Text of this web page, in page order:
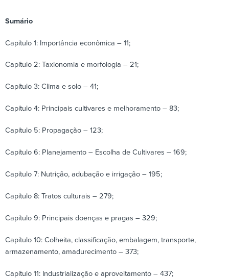
Sumário
Capítulo 1: Importância econômica – 11;
Capítulo 2: Taxionomia e morfologia – 21;
Capítulo 3: Clima e solo – 41;
Capítulo 4: Principais cultivares e melhoramento – 83;
Capítulo 5: Propagação – 123;
Capítulo 6: Planejamento – Escolha de Cultivares – 169;
Capítulo 7: Nutrição, adubação e irrigação – 195;
Capítulo 8: Tratos culturais – 279;
Capítulo 9: Principais doenças e pragas – 329;
Capítulo 10: Colheita, classificação, embalagem, transporte,
armazenamento, amadurecimento – 373;
Capítulo 11: Industrialização e aproveitamento – 437;